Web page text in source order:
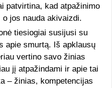
patvirtina, kad atpažinimo
jos nauda akivaizdi.
tiesiogiai susijusi su
apie smurtą. Iš apklausų
vertino savo žinias
jį atpažindami ir apie tai
– žinias, kompetencijas